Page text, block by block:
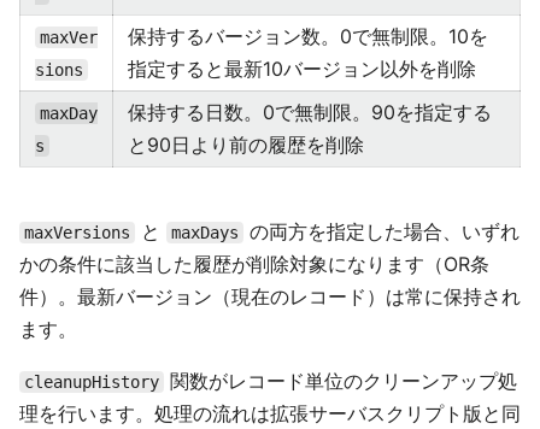
maxVer
sions
保持するバージョン数。0で無制限。10を
指定すると最新10バージョン以外を削除
maxDay
s
保持する日数。0で無制限。90を指定する
と90日より前の履歴を削除
maxVersions と maxDays
の両方を指定した場合、いずれ
かの条件に該当した履歴が削除対象になります（OR条
件）。最新バージョン（現在のレコード）は常に保持され
ます。
cleanupHistory 関数がレコード単位のクリーンアップ処
理を行います。処理の流れは拡張サーバスクリプト版と同